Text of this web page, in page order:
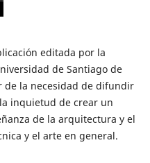
editada por la
de Santiago de
de la necesidad de difundir
inquietud de crear un
de la arquitectura y el
y el arte en general.